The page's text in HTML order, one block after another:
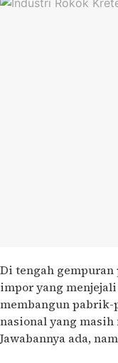
Di tengah
impor yang
membangun pabrik-
nasional yang masih
Jawabannya ada,